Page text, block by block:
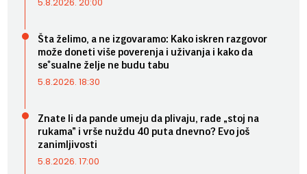
Šta želimo, a ne izgovaramo: Kako iskren razgovor
može doneti više poverenja i uživanja i kako da
se*sualne želje ne budu tabu
5.8.2026. 18:30
Znate li da pande umeju da plivaju, rade „stoj na
rukama” i vrše nuždu 40 puta dnevno? Evo još
zanimljivosti
5.8.2026. 17:00